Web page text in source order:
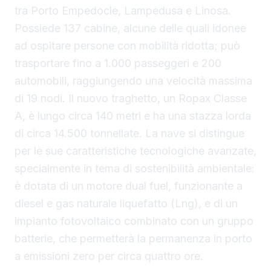
tra Porto Empedocle, Lampedusa e Linosa.
Possiede 137 cabine, alcune delle quali idonee
ad ospitare persone con mobilità ridotta; può
trasportare fino a 1.000 passeggeri e 200
automobili, raggiungendo una velocità massima
di 19 nodi. Il nuovo traghetto, un Ropax Classe
A, è lungo circa 140 metri e ha una stazza lorda
di circa 14.500 tonnellate. La nave si distingue
per le sue caratteristiche tecnologiche avanzate,
specialmente in tema di sostenibilità ambientale:
è dotata di un motore dual fuel, funzionante a
diesel e gas naturale liquefatto (Lng), e di un
impianto fotovoltaico combinato con un gruppo
batterie, che permetterà la permanenza in porto
a emissioni zero per circa quattro ore.